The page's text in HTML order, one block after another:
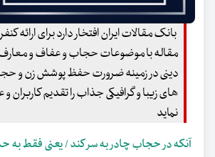
بانک مقالات ایران افتخار دارد برای ارائه
مقاله با موضوعات حجاب و عفاف و معارف
دینی در زمینه ضرورت حفظ پوشش زن و
های زیبا و گرافیکی جذاب را تقدیم کاربران
نماید
آنکه در حجاب چادر به سر کند / یعنی فقط به